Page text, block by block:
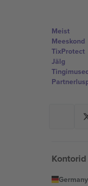
Meist
Meeskond
TixProtect
Jälg
Germany